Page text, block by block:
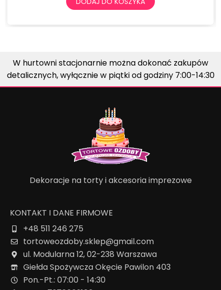
W hurtowni stacjonarnie można dokonać zakupów
detalicznych, wyłącznie w piątki od godziny 7:00-14:30
Dekoracje na torty i akcesoria imprezowe
KONTAKT I DANE FIRMOWE
+48 511 246 275
tortoweozdoby.sklep@gmail.com
ul. Modularna 12, 02-238 Warszawa
Giełda Spożywcza Okęcie Pawilon 403
Pon.-Pt.: 07:00 - 14:30